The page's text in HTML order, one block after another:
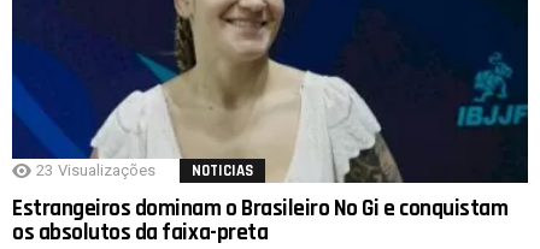
23 Visualizações NOTICIAS
Estrangeiros dominam o Brasileiro No Gi e conquistam
os absolutos da faixa-preta